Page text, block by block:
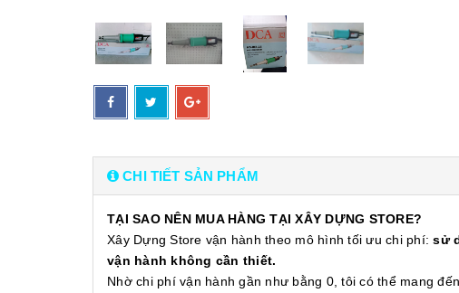
CHI TIẾT SẢN PHẨM
TẠI SAO NÊN MUA HÀNG TẠI XÂY DỰNG STORE?
Xây Dựng Store vận hành theo mô hình tối ưu chi phí:sử
vận hành không cần thiết.
Nhờ chi phí vận hành gần như bằng 0, tôi có thể mang